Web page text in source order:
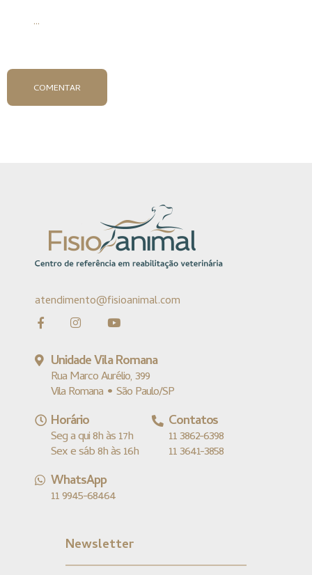
...
COMENTAR
atendimento@fisioanimal.com
Unidade Vila Romana
Rua Marco Aurélio, 399
Vila Romana • São Paulo/SP
Horário
Seg a qui 8h às 17h
Sex e sáb 8h às 16h
Contatos
11 3862-6398
11 3641-3858
WhatsApp
11 9945-68464
Newsletter